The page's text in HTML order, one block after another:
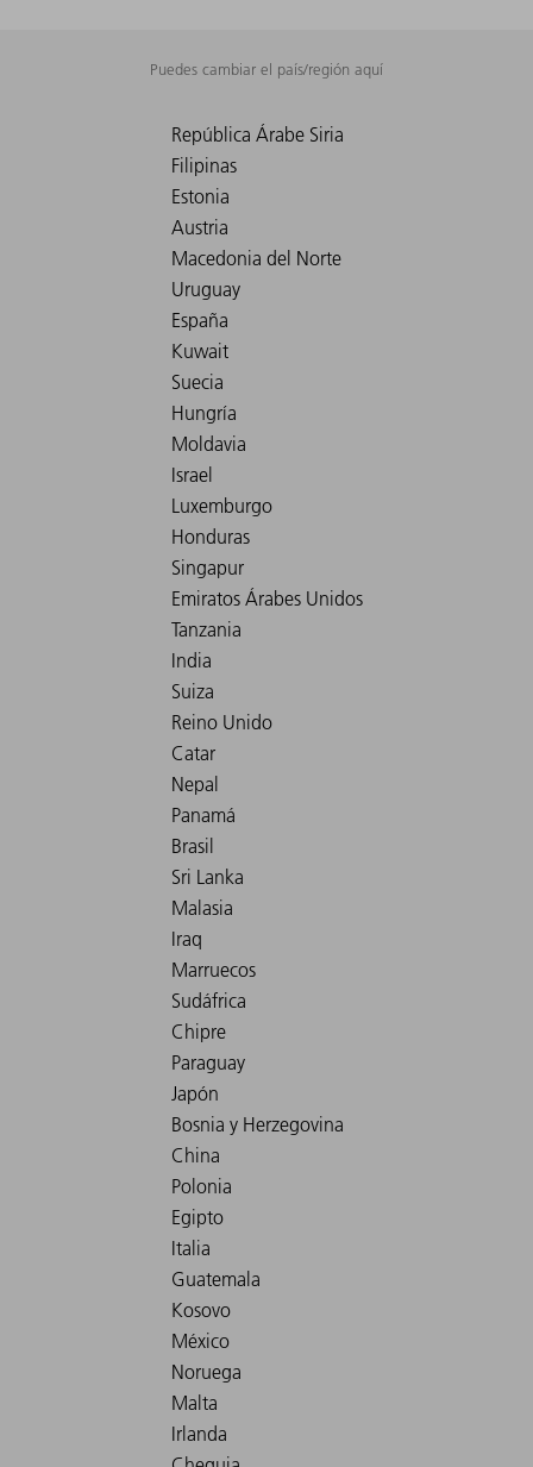
Puedes cambiar el país/región aquí